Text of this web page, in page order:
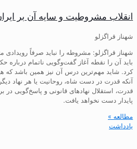
انقلاب مشروطیت و سایه آن بر
شهناز قراگزلو
شهناز قراگزلو: مشروطه را نباید صرفاً رویدادی
باید آن را نقطه آغاز گفت‌وگویی ناتمام درباره
کرد. شاید مهم‌ترین درس آن نیز همین باشد که
آنکه قدرت در دست شاه، روحانیت یا هر نهاد
قدرت، استقلال نهادهای قانونی و پاسخ‌گویی در
پایدار دست نخواهد یافت.
مطالعه »
یادداشت